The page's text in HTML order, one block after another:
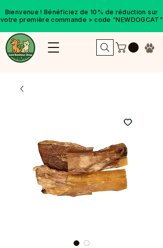
Bienvenue ! Bénéficiez de 10% de réduction sur
votre première commande > code "NEWDOGCAT"